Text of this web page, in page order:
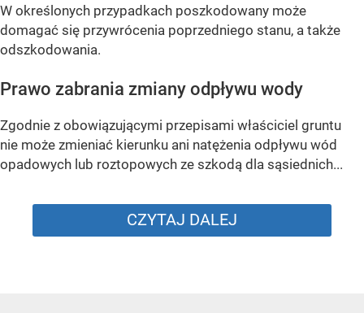
W określonych przypadkach poszkodowany może
domagać się przywrócenia poprzedniego stanu, a także
odszkodowania.
Prawo zabrania zmiany odpływu wody
Zgodnie z obowiązującymi przepisami właściciel gruntu
nie może zmieniać kierunku ani natężenia odpływu wód
opadowych lub roztopowych ze szkodą dla sąsiednich...
CZYTAJ DALEJ